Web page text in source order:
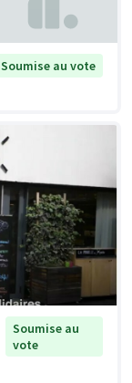
Soumise au vote
Soumise au
vote